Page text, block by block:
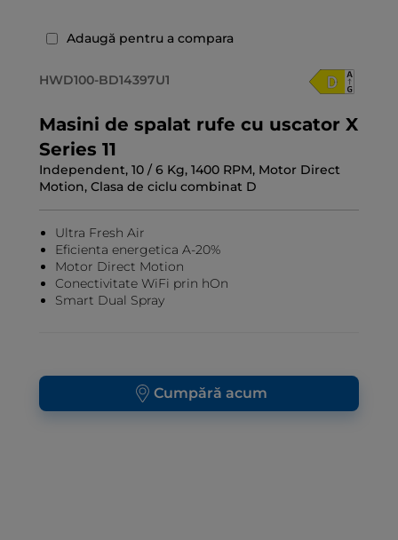
Adaugă pentru a compara
HWD100-BD14397U1
Masini de spalat rufe cu uscator X
Series 11
Independent, 10 / 6 Kg, 1400 RPM, Motor Direct
Motion, Clasa de ciclu combinat D
Ultra Fresh Air
Eficienta energetica A-20%
Motor Direct Motion
Conectivitate WiFi prin hOn
Smart Dual Spray
Cumpără acum